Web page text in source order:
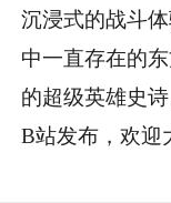
沉浸式的战斗
中一直存在的
的超级英雄史
B站发布，欢迎